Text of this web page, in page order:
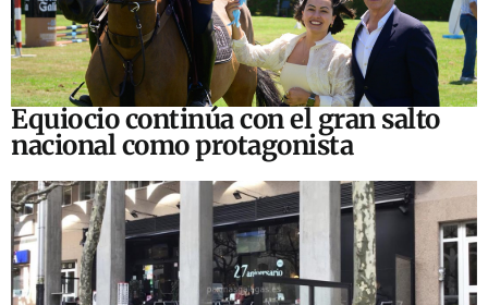
Equiocio continúa con el gran salto
nacional como protagonista